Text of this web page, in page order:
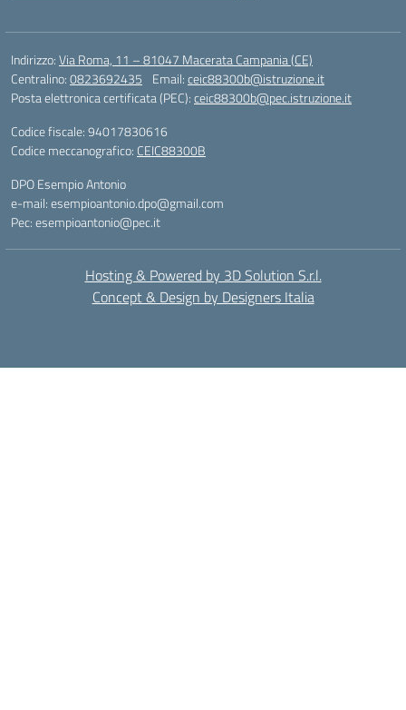
Indirizzo:Via Roma, 11 – 81047 Macerata Campania (CE)
Centralino:0823692435 Email:ceic88300b@istruzione.it
Posta elettronica certificata (PEC):ceic88300b@pec.istruzione.it
Codice fiscale: 94017830616
Codice meccanografico: CEIC88300B
DPO Esempio Antonio
e-mail: esempioantonio.dpo@gmail.com
Pec: esempioantonio@pec.it
Hosting & Powered by 3D Solution S.r.l.
Concept & Design by Designers Italia